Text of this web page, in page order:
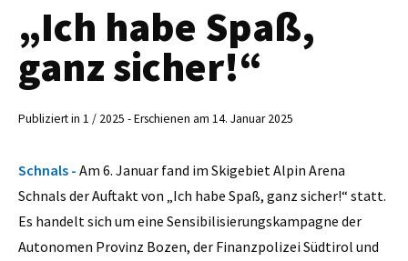
„Ich habe Spaß,
ganz sicher!“
Publiziert in 1 / 2025 - Erschienen am 14. Januar 2025
Schnals - Am 6. Januar fand im Skigebiet Alpin Arena
Schnals der Auftakt von „Ich habe Spaß, ganz sicher!“ statt.
Es handelt sich um eine Sensibilisierungskampagne der
Autonomen Provinz Bozen, der Finanzpolizei Südtirol und